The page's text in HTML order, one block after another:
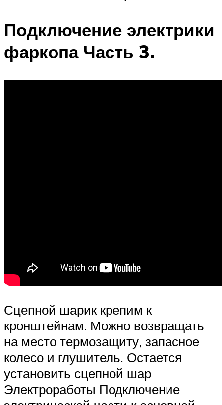
Подключение электрики
фаркопа Часть 3.
Сцепной шарик крепим к
кронштейнам. Можно возвращать
на место термозащиту, запасное
колесо и глушитель. Остается
установить сцепной шар
Электроработы Подключение